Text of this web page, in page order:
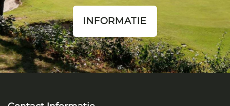
INFORMATIE